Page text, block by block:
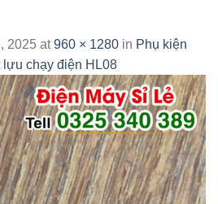
2025 at960 × 1280 in Phụ kiện
lựu chạy điện HL08